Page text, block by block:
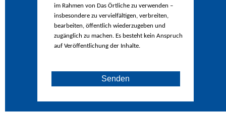
im Rahmen von Das Örtliche zu verwenden –
insbesondere zu vervielfältigen, verbreiten,
bearbeiten, öffentlich wiederzugeben und
zugänglich zu machen. Es besteht kein Anspruch
auf Veröffentlichung der Inhalte.
Senden